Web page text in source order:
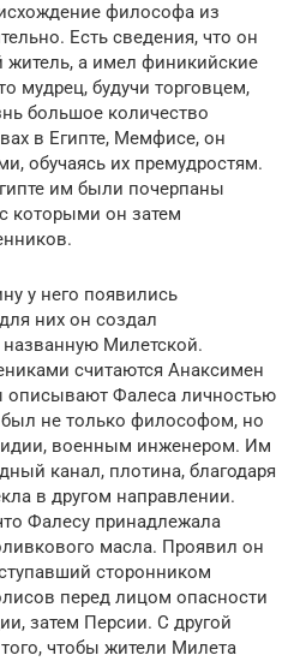
философа из
Есть сведения, что он
житель, а имел финикийские
мудрец, будучи торговцем,
большое количество
в Египте, Мемфисе, он
обучаясь их премудростям.
им были почерпаны
которыми он затем
у него появились
них он создал
Милетской.
считаются Анаксимен
описывают Фалеса личностью
был не только философом, но
военным инженером. Им
канал, плотина, благодаря
в другом направлении.
Фалесу принадлежала
масла. Проявил он
сторонником
перед лицом опасности
затем Персии. С другой
чтобы жители Милета